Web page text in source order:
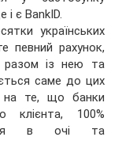
є BankID.
українських
певний рахунок,
разом із нею та
саме до цих
на те, що банки
клієнта, 100%
в очі та